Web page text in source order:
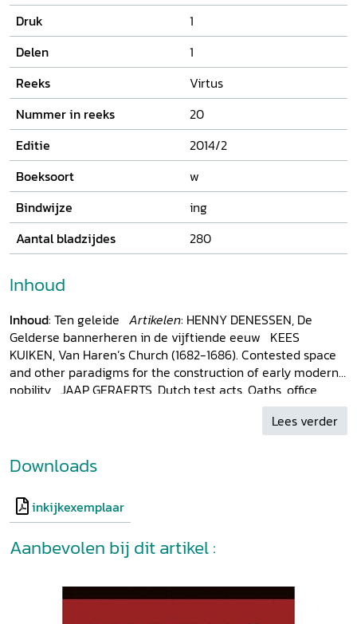
Druk
1
Delen
1
Reeks
Virtus
Nummer in reeks
20
Editie
2014/2
Boeksoort
w
Bindwijze
ing
Aantal bladzijdes
280
Inhoud
Inhoud: Ten geleide Artikelen: HENNY DENESSEN, De
Gelderse bannerheren in de vijftiende eeuw KEES
KUIKEN, Van Haren’s Church (1682-1686). Contested space
and other paradigms for the construction of early modern
nobility JAAP GERAERTS, Dutch test acts. Oaths, office
holding, and the catholic nobility in the province of Utrecht,
c. 1580-1700 WYBREN VERSTEGEN, American mimicry? De
E:SBETH LOCHER-SCHOLTEN, ‘Gelukkig heb ik ten minste
mijn eigen zilver meegebracht.’ Adellijk zelfbesef bij mr.
J.P. graaf Van Limburg Stirum (1873-1948)
KUIPER/HANNEKE RONNES, Onderweg naar nieuw
België. Een inleiding op het recensiedossier kastelen en
andere. Drie bundels nader bekeken WENDY LANDEWÉ,
Vechtse tuinen, een Utrechts landgoed en historische
Lees verder
Downloads
inkijkexemplaar
Aanbevolen bij dit artikel :